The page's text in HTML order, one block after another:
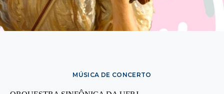
MÚSICA DE CONCERTO